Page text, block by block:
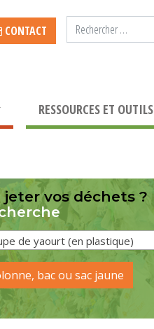
CONTACT
RESSOURCES ET OUTILS
jeter vos déchets ?
de yaourt (en plastique)
bac ou sac jaune